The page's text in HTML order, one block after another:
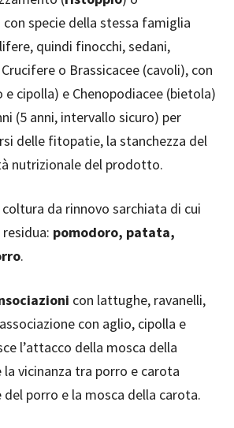
con specie della stessa famiglia
quindi finocchi, sedani,
o Brassicacee (cavoli), con
e cipolla) e Chenopodiacee (bietola)
(5 anni, intervallo sicuro) per
delle fitopatie, la stanchezza del
nutrizionale del prodotto.
coltura da rinnovo sarchiata di cui
pomodoro, patata,
.
con lattughe, ravanelli,
con aglio, cipolla e
l’attacco della mosca della
vicinanza tra porro e carota
porro e la mosca della carota.